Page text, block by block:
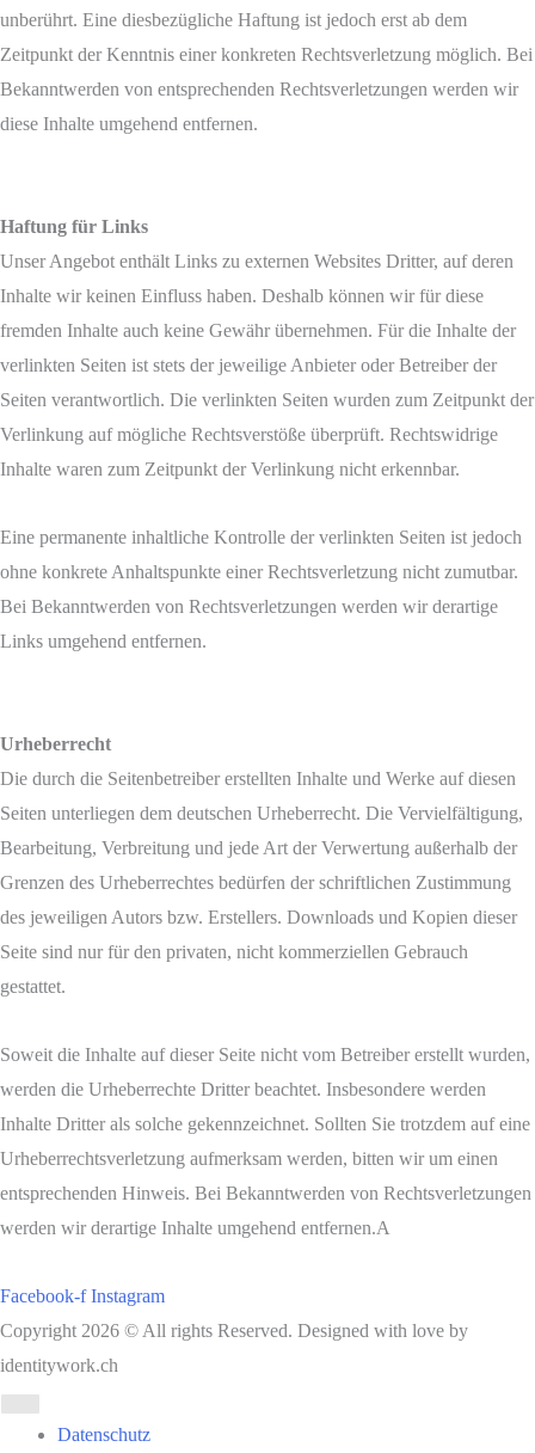
unberührt. Eine diesbezügliche Haftung ist jedoch erst ab dem
Zeitpunkt der Kenntnis einer konkreten Rechtsverletzung möglich. Bei
Bekanntwerden von entsprechenden Rechtsverletzungen werden wir
diese Inhalte umgehend entfernen.
Haftung für Links
Unser Angebot enthält Links zu externen Websites Dritter, auf deren
Inhalte wir keinen Einfluss haben. Deshalb können wir für diese
fremden Inhalte auch keine Gewähr übernehmen. Für die Inhalte der
verlinkten Seiten ist stets der jeweilige Anbieter oder Betreiber der
Seiten verantwortlich. Die verlinkten Seiten wurden zum Zeitpunkt der
Verlinkung auf mögliche Rechtsverstöße überprüft. Rechtswidrige
Inhalte waren zum Zeitpunkt der Verlinkung nicht erkennbar.
Eine permanente inhaltliche Kontrolle der verlinkten Seiten ist jedoch
ohne konkrete Anhaltspunkte einer Rechtsverletzung nicht zumutbar.
Bei Bekanntwerden von Rechtsverletzungen werden wir derartige
Links umgehend entfernen.
Urheberrecht
Die durch die Seitenbetreiber erstellten Inhalte und Werke auf diesen
Seiten unterliegen dem deutschen Urheberrecht. Die Vervielfältigung,
Bearbeitung, Verbreitung und jede Art der Verwertung außerhalb der
Grenzen des Urheberrechtes bedürfen der schriftlichen Zustimmung
des jeweiligen Autors bzw. Erstellers. Downloads und Kopien dieser
Seite sind nur für den privaten, nicht kommerziellen Gebrauch
gestattet.
Soweit die Inhalte auf dieser Seite nicht vom Betreiber erstellt wurden,
werden die Urheberrechte Dritter beachtet. Insbesondere werden
Inhalte Dritter als solche gekennzeichnet. Sollten Sie trotzdem auf eine
Urheberrechtsverletzung aufmerksam werden, bitten wir um einen
entsprechenden Hinweis. Bei Bekanntwerden von Rechtsverletzungen
werden wir derartige Inhalte umgehend entfernen.A
Facebook-f Instagram
Copyright 2026 © All rights Reserved. Designed with love by
identitywork.ch
Datenschutz